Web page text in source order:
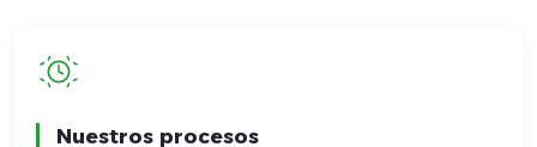
Nuestros procesos